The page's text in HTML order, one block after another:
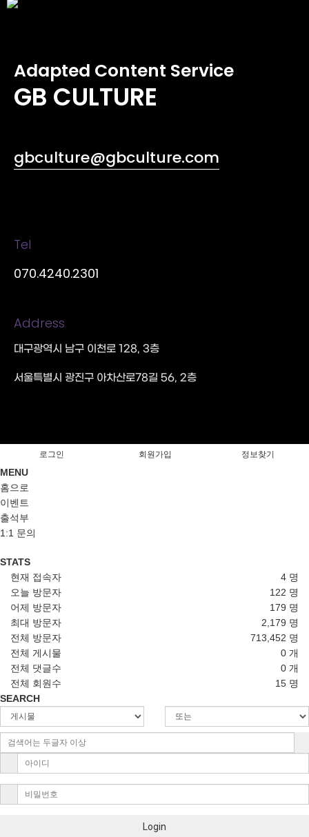
Adapted Content Service
GB CULTURE
gbculture@gbculture.com
Tel
070.4240.2301
Address
대구광역시 남구 이천로 128, 3층
서울특별시 광진구 아차산로78길 56, 2층
로그인 회원가입 정보찾기
MENU
홈으로
이벤트
출석부
1:1 문의
STATS
4 명
현재 접속자
122 명
오늘 방문자
179 명
어제 방문자
2,179 명
최대 방문자
713,452 명
전체 방문자
0 개
전체 게시물
0 개
전체 댓글수
15 명
전체 회원수
SEARCH
Login